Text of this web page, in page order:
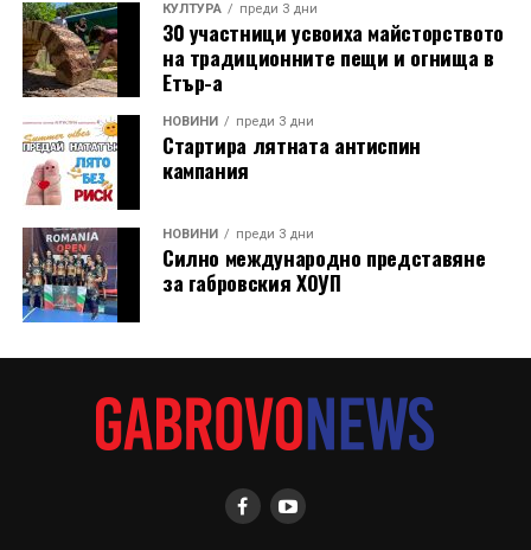
КУЛТУРА преди 3 дни
30 участници усвоиха майсторството
на традиционните пещи и огнища в
Етър-а
НОВИНИ преди 3 дни
Стартира лятната антиспин
кампания
НОВИНИ преди 3 дни
Силно международно представяне
за габровския ХОУП